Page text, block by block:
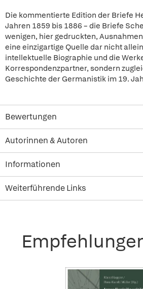
Die kommentierte Edition der Briefe
Jahren 1859 bis 1886 – die Briefe
wenigen, hier gedruckten,
eine einzigartige Quelle dar nicht
intellektuelle Biographie und die
Korrespondenzpartner, sondern
Geschichte der Germanistik im 19.
Bewertungen
Autorinnen & Autoren
Informationen
Weiterführende Links